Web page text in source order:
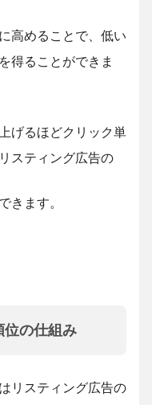
高めることで、低い
得ることができま
げるほどクリック単
スティング広告の
きます。
位の仕組み
リスティング広告の